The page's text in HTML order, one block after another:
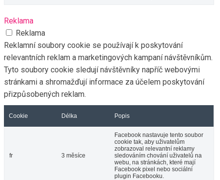
Reklama
Reklama
Reklamní soubory cookie se používají k poskytování
relevantních reklam a marketingových kampaní návštěvníkům.
Tyto soubory cookie sledují návštěvníky napříč webovými
stránkami a shromažďují informace za účelem poskytování
přizpůsobených reklam.
Cookie Délka Popis
fr 3 měsíce
Facebook nastavuje tento soubor
cookie tak, aby uživatelům
zobrazoval relevantní reklamy
sledováním chování uživatelů na
webu, na stránkách, které mají
Facebook pixel nebo sociální
plugin Facebooku.